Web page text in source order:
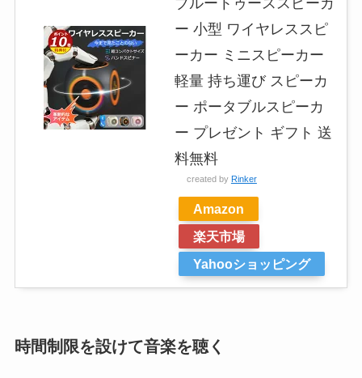
ー 小型 ワイヤレススピ
ーカー ミニスピーカー
軽量 持ち運び スピーカ
ー ポータブルスピーカ
ー プレゼント ギフト 送
料無料
created by Rinker
Amazon
楽天市場
Yahooショッピング
時間制限を設けて音楽を聴く